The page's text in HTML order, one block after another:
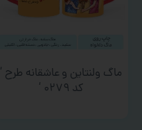
ماگ ولنتاین و عاشقانه طرح ‘
کد ۰۲۷۹ ‘